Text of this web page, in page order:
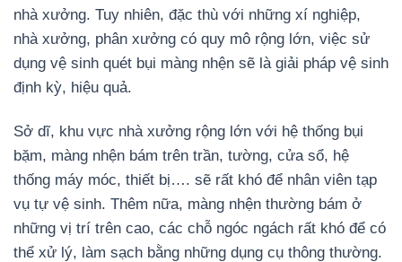
nhà xưởng. Tuy nhiên, đặc thù với những xí nghiệp,
nhà xưởng, phân xưởng có quy mô rộng lớn, việc sử
dụng vệ sinh quét bụi màng nhện sẽ là giải pháp vệ sinh
định kỳ, hiệu quả.
Sở dĩ, khu vực nhà xưởng rộng lớn với hệ thống bụi
bặm, màng nhện bám trên trần, tường, cửa sổ, hệ
thống máy móc, thiết bị…. sẽ rất khó để nhân viên tạp
vụ tự vệ sinh. Thêm nữa, màng nhện thường bám ở
những vị trí trên cao, các chỗ ngóc ngách rất khó để có
thể xử lý, làm sạch bằng những dụng cụ thông thường.